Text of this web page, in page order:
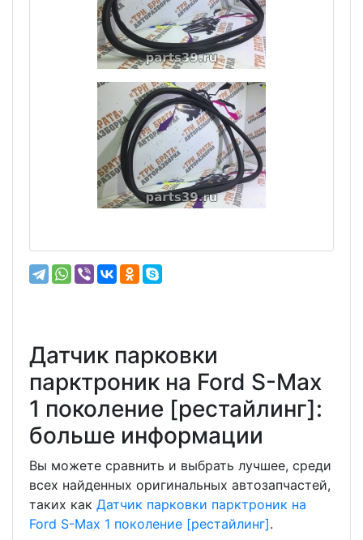
Датчик парковки
парктроник на Ford S-Max
1 поколение [рестайлинг]:
больше информации
Вы можете сравнить и выбрать лучшее, среди
всех найденных оригинальных автозапчастей,
таких как Датчик парковки парктроник на
Ford S-Max 1 поколение [рестайлинг].